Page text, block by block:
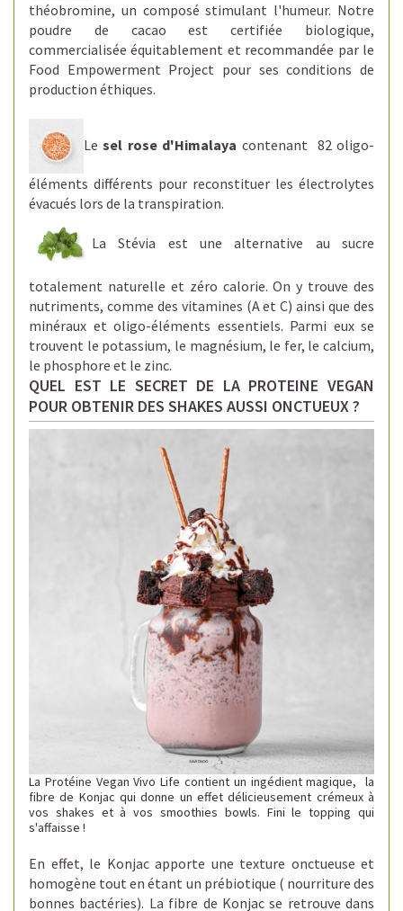
théobromine, un composé stimulant l'humeur. Notre
poudre de cacao est certifiée biologique,
commercialisée équitablement et recommandée par le
Food Empowerment Project pour ses conditions de
production éthiques.
Le sel rose d'Himalaya contenant 82 oligo-
éléments différents pour reconstituer les électrolytes
évacués lors de la transpiration.
La Stévia est une alternative au sucre
totalement naturelle et zéro calorie.On y trouve des
nutriments, comme des vitamines (A et C) ainsi que des
minéraux et oligo-éléments essentiels. Parmi eux se
trouvent le potassium, le magnésium, le fer, le calcium,
le phosphore et le zinc.
QUEL EST LE SECRET DE LA PROTEINE VEGAN
POUR OBTENIR DES SHAKES AUSSI ONCTUEUX ?
La Protéine Vegan Vivo Life contient un ingédient magique,
la
fibre de Konjac qui donne un effet délicieusement crémeux à
vos shakes et à vos smoothies bowls. Fini le topping qui
s'affaisse !
En effet, le Konjac apporte une texture onctueuse et
homogène tout en étant un prébiotique ( nourriture des
bonnes bactéries). La fibre de Konjac se retrouve dans